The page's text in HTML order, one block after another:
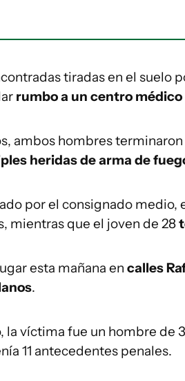
tiradas en el suelo
rumbo a un centro
ambos hombres
heridas de arma de
por el consignado medio,
mientras que el joven de 28
esta mañana en calles
.
la víctima fue un hombre de
11 antecedentes penales.